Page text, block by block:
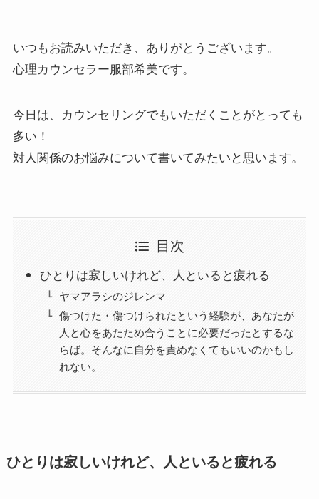
いつもお読みいただき、ありがとうございます。
心理カウンセラー服部希美です。
今日は、カウンセリングでもいただくことがとっても
多い！
対人関係のお悩みについて書いてみたいと思います。
目次
ひとりは寂しいけれど、人といると疲れる
ヤマアラシのジレンマ
傷つけた・傷つけられたという経験が、あなたが
人と心をあたため合うことに必要だったとするな
らば。そんなに自分を責めなくてもいいのかもし
れない。
ひとりは寂しいけれど、人といると疲れる